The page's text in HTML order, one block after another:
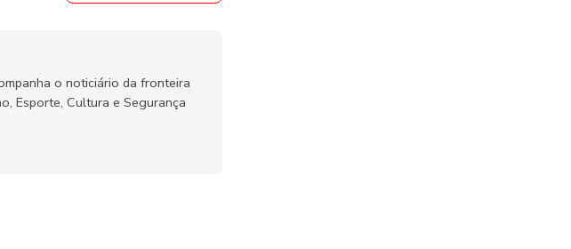
o noticiário da fronteira
Esporte, Cultura e Segurança